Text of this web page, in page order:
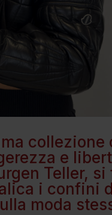
collezione
e
Teller, si
i confini
moda